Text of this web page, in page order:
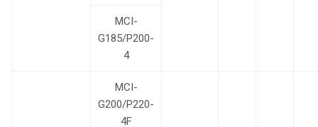
MCI-
G185/P200-
4
MCI-
G200/P220-
4F